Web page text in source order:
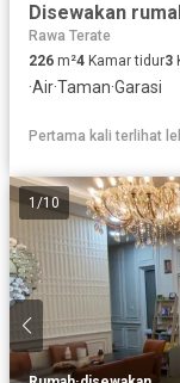
Rawa Terate
226 m²4 Kamar tidur3
·Air·Taman·Garasi
Pertama kali terlihat
1 /10